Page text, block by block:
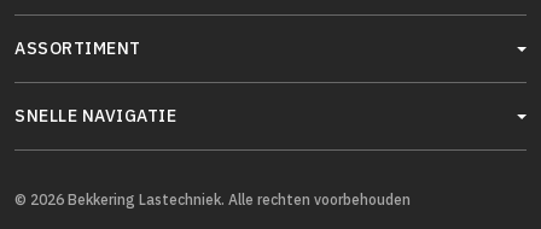
ASSORTIMENT
SNELLE NAVIGATIE
© 2026 Bekkering Lastechniek. Alle rechten voorbehouden